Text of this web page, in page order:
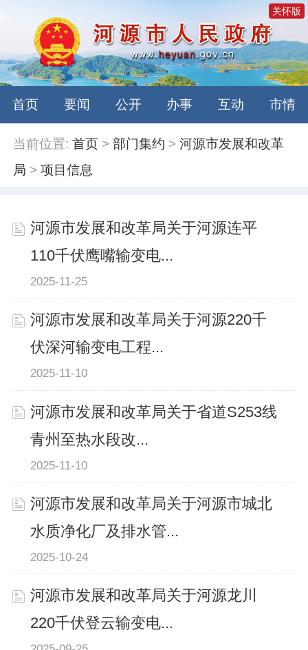
关怀版
首页 要闻 公开 办事 互动 市情
当前位置: 首页 >部门集约 >河源市发展和改革
局 >项目信息
河源市发展和改革局关于河源连平
110千伏鹰嘴输变电...
2025-11-25
河源市发展和改革局关于河源220千
伏深河输变电工程...
2025-11-10
河源市发展和改革局关于省道S253线
青州至热水段改...
2025-11-10
河源市发展和改革局关于河源市城北
水质净化厂及排水管...
2025-10-24
河源市发展和改革局关于河源龙川
220千伏登云输变电...